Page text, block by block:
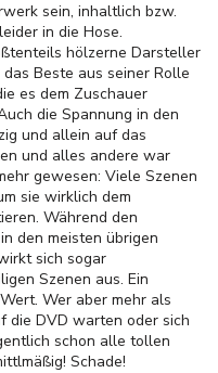
sein, inhaltlich bzw.
in die Hose.
hölzerne Darsteller
Beste aus seiner Rolle
es dem Zuschauer
die Spannung in den
und allein auf das
und alles andere war
gewesen: Viele Szenen
sie wirklich dem
Während den
den meisten übrigen
sich sogar
Szenen aus. Ein
Wer aber mehr als
die DVD warten oder sich
schon alle tollen
Schade!